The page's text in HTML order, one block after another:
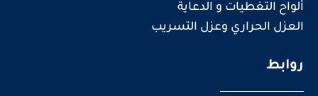
ألواح التغطيات و الدعاية
العزل الحراري وعزل التسريب
روابط